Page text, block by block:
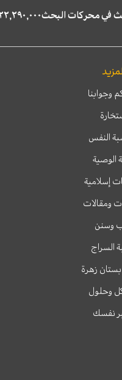
وجوابنا
النفس
الوصية
إسلامية
ومقالات
وسنن
السراج
زهرة
وحلول
نفسك